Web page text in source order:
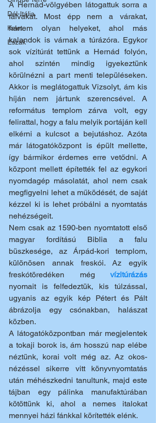
Dél-Itália
Kelet
Észak
A Hernád-völgyében látogattuk sorra a
falvakat. Most épp nem a várakat,
hanem olyan helyeket, ahol más
kalandok is várnak a túrázóra. Egykor
sok vízitúrát tettünk a Hernád folyón,
ahol szintén mindig igyekeztünk
körülnézni a part menti településeken.
Akkor is meglátogattuk Vizsolyt, ám kis
híján nem jártunk szerencsével. A
református templom zárva volt, egy
felirattal, hogy a falu melyik portáján kell
elkérni a kulcsot a bejutáshoz. Azóta
már látogatóközpont is épült mellette,
így bármikor érdemes erre vetődni. A
központ mellett építették fel az egykori
nyomdagép másolatát, ahol nem csak
megfigyelni lehet a működését, de saját
kézzel ki is lehet próbálni a nyomtatás
nehézségeit.
Nem csak az 1590-ben nyomtatott első
magyar fordítású Biblia a falu
büszkesége, az Árpád-kori templom,
különösen
annak freskói. Az egyik
freskótöredéken még
nyomait is felfedeztük, kis túlzással,
ugyanis az egyik kép Pétert és Pált
ábrázolja egy csónakban, halászat
közben.
A látogatóközpontban már megjelentek
a tokaji borok is, ám hosszú nap elébe
néztünk, korai volt még az. Az okos-
nézéssel sikerre vitt könyvnyomtatás
után méhészkedni tanultunk, majd este
tájban egy pálinka manufaktúrában
kötöttünk ki, ahol a nemes italokat
mennyei házi fánkkal körítették elénk.